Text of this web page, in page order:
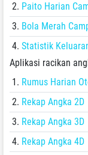
Paito Harian
Bola Merah
Statistik
Aplikasi racikan
Rumus Harian
Rekap Angka 2D
Rekap Angka 3D
Rekap Angka 4D